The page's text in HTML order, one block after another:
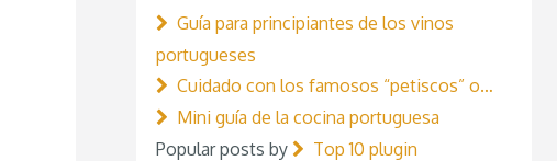
Guía para principiantes de los vinos
portugueses
Cuidado con los famosos “petiscos” o…
Mini guía de la cocina portuguesa
Popular posts by
Top 10 plugin